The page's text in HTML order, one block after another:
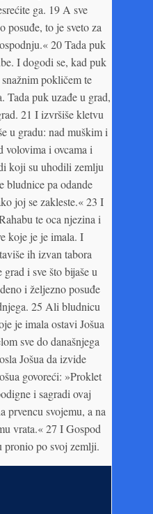
ga. 19 A sve
posuđe, to je sveto za
20 Tada puk
I dogodi se, kad puk
pokličem te
Tada puk uzađe u grad,
21 I izvršiše kletvu
u gradu: nad muškim i
volovima i ovcama i
koji su uhodili zemlju
bludnice pa odande
joj se zakleste.« 23 I
te oca njezina i
koje je je imala. I
ih izvan tabora
i sve što bijaše u
i željezno posuđe
25 Ali bludnicu
je imala ostavi Jošua
sve do današnjega
Jošua da izvide
govoreći: »Proklet
i sagradi ovaj
prvencu svojemu, a na
vrata.« 27 I Gospod
pronio po svoj zemlji.